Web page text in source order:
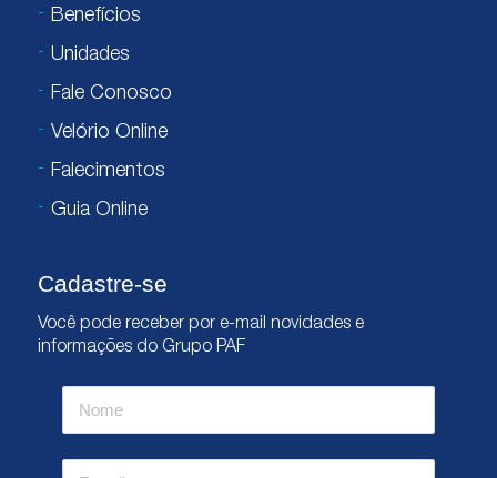
Benefícios
Unidades
Fale Conosco
Velório Online
Falecimentos
Guia Online
Cadastre-se
Você pode receber por e-mail novidades e
informações do Grupo PAF